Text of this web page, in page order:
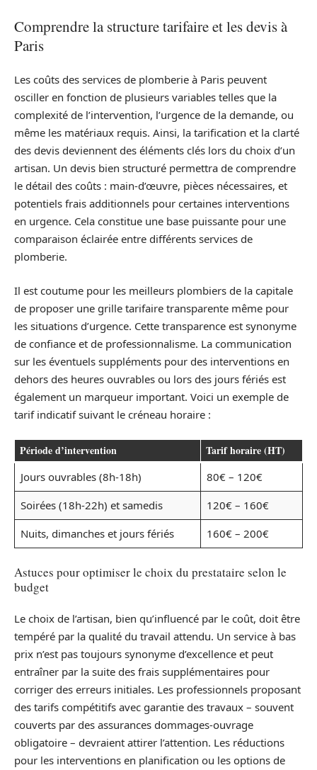
Comprendre la structure tarifaire et les devis à
Paris
Les coûts des services de plomberie à Paris peuvent
osciller en fonction de plusieurs variables telles que la
complexité de l’intervention, l’urgence de la demande, ou
même les matériaux requis. Ainsi, la tarification et la clarté
des devis deviennent des éléments clés lors du choix d’un
artisan. Un devis bien structuré permettra de comprendre
le détail des coûts : main-d’œuvre, pièces nécessaires, et
potentiels frais additionnels pour certaines interventions
en urgence. Cela constitue une base puissante pour une
comparaison éclairée entre différents services de
plomberie.
Il est coutume pour les meilleurs plombiers de la capitale
de proposer une grille tarifaire transparente même pour
les situations d’urgence. Cette transparence est synonyme
de confiance et de professionnalisme. La communication
sur les éventuels suppléments pour des interventions en
dehors des heures ouvrables ou lors des jours fériés est
également un marqueur important. Voici un exemple de
tarif indicatif suivant le créneau horaire :
Période d’intervention Tarif horaire (HT)
Jours ouvrables (8h-18h)
80€ – 120€
Soirées (18h-22h) et samedis
120€ – 160€
Nuits, dimanches et jours fériés
160€ – 200€
Astuces pour optimiser le choix du prestataire selon le
budget
Le choix de l’artisan, bien qu’influencé par le coût, doit être
tempéré par la qualité du travail attendu. Un service à bas
prix n’est pas toujours synonyme d’excellence et peut
entraîner par la suite des frais supplémentaires pour
corriger des erreurs initiales. Les professionnels proposant
des tarifs compétitifs avec garantie des travaux – souvent
couverts par des assurances dommages-ouvrage
obligatoire – devraient attirer l’attention. Les réductions
pour les interventions en planification ou les options de